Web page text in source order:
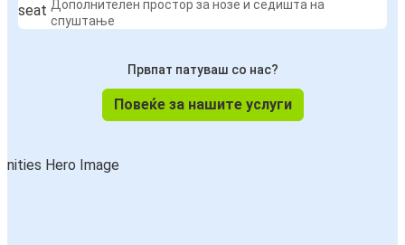
Дополнителен простор за нозе и седишта на
спуштање
Првпат патуваш со нас?
Повеќе за нашите услуги